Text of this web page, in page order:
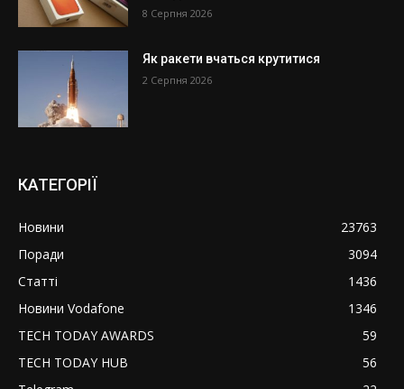
8 Серпня 2026
Як ракети вчаться крутитися
2 Серпня 2026
КАТЕГОРІЇ
Новини
23763
Поради
3094
Статті
1436
Новини Vodafone
1346
TECH TODAY AWARDS
59
TECH TODAY HUB
56